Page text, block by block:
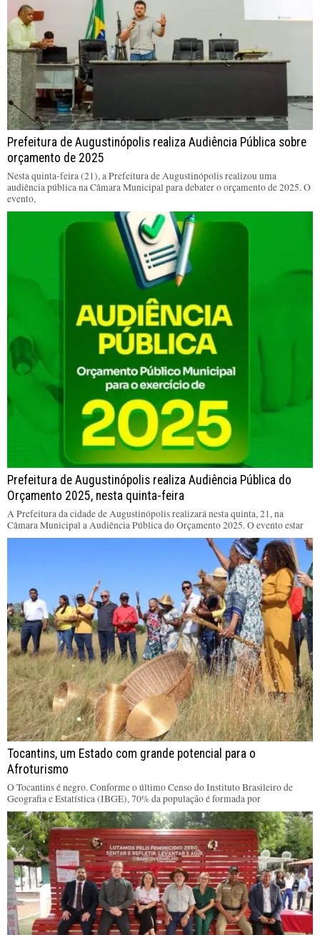
Prefeitura de Augustinópolis realiza Audiência Pública sobre
orçamento de 2025
Nesta quinta-feira (21), a Prefeitura de Augustinópolis realizou uma
audiência pública na Câmara Municipal para debater o orçamento de 2025. O
evento,
Prefeitura de Augustinópolis realiza Audiência Pública do
Orçamento 2025, nesta quinta-feira
A Prefeitura da cidade de Augustinópolis realizará nesta quinta, 21, na
Câmara Municipal a Audiência Pública do Orçamento 2025. O evento estar
Tocantins, um Estado com grande potencial para o
Afroturismo
O Tocantins é negro. Conforme o último Censo do Instituto Brasileiro de
Geografia e Estatística (IBGE), 70% da população é formada por